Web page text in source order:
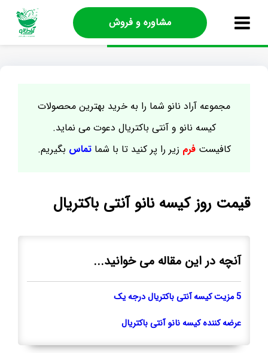
مشاوره و فروش
مجموعه آراد نانو شما را به خرید بهترین محصولات
کیسه نانو و آنتی باکتریال دعوت می نماید.
کافیستفرم زیر را پر کنید تا با شماتماس بگیریم.
قیمت روز کیسه نانو آنتی باکتریال
آنچه در این مقاله می خوانید...
5 مزیت کیسه آنتی باکتریال درجه یک
عرضه کننده کیسه نانو آنتی باکتریال